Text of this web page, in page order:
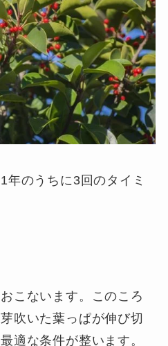
年のうちに3回のタイミ
こないます。このころ
吹いた葉っぱが伸び切
適な条件が整います。